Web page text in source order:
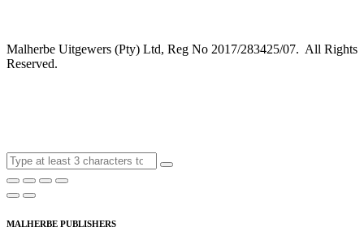
Malherbe Uitgewers (Pty) Ltd, Reg No 2017/283425/07. All Rights
Reserved.
MALHERBE PUBLISHERS